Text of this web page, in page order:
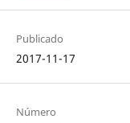
Publicado
2017-11-17
Número